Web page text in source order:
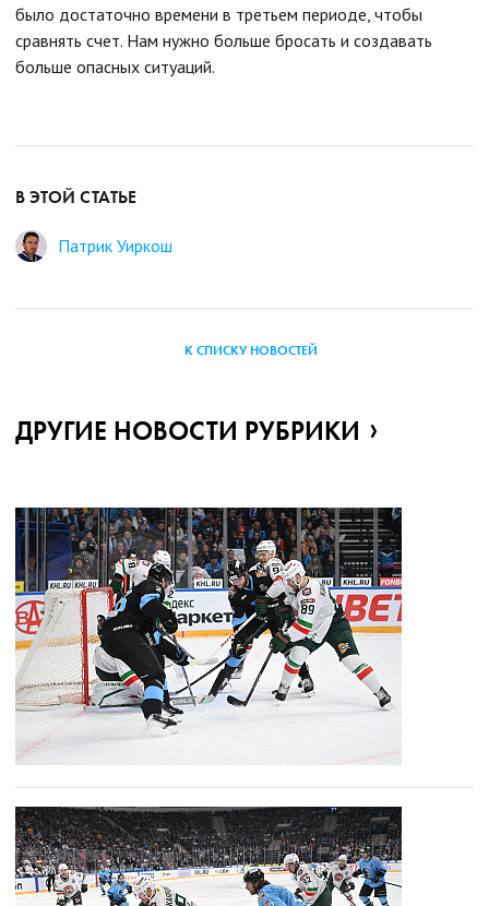
было достаточно времени в третьем периоде, чтобы
сравнять счет. Нам нужно больше бросать и создавать
больше опасных ситуаций.
В ЭТОЙ СТАТЬЕ
Патрик Уиркош
К СПИСКУ НОВОСТЕЙ
ДРУГИЕ НОВОСТИ РУБРИКИ